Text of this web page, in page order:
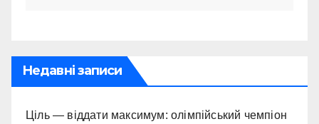
Недавні записи
Ціль — віддати максимум: олімпійський чемпіон